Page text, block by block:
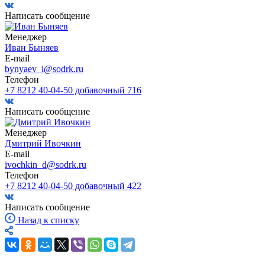
Написать сообщение
Менеджер
Иван Быняев
E-mail
bynyaev_i@sodrk.ru
Телефон
+7 8212 40-04-50 добавочный 716
Написать сообщение
Менеджер
Дмитрий Ивочкин
E-mail
ivochkin_d@sodrk.ru
Телефон
+7 8212 40-04-50 добавочный 422
Написать сообщение
Назад к списку